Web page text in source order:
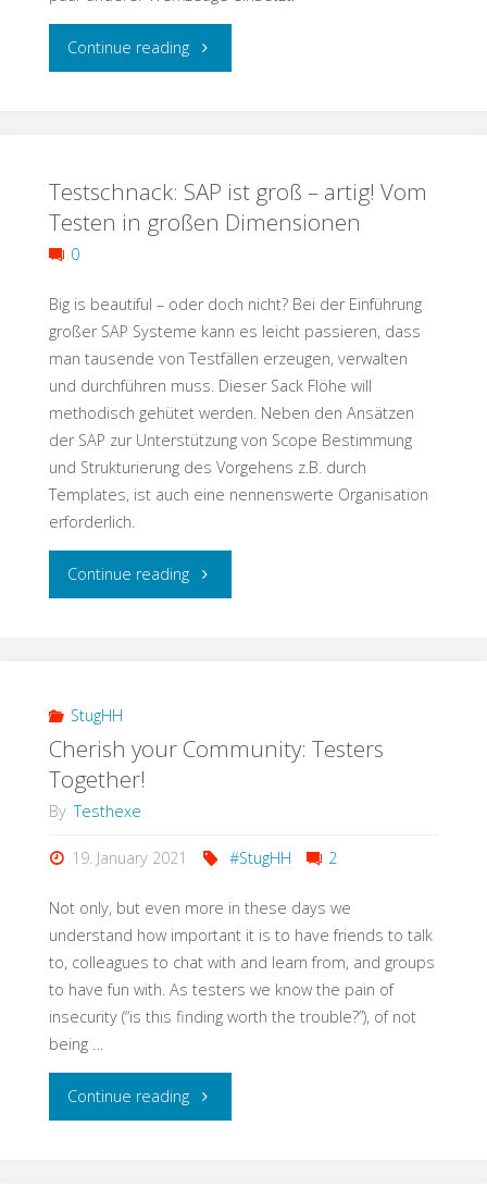
Continue reading"Testschnack:
unmöglich
–
nicht
und
DevOps?"
Testschnack: SAP ist groß – artig! Vom
Testen in großen Dimensionen
0
Big is beautiful – oder doch nicht? Bei der Einführung
großer SAP Systeme kann es leicht passieren, dass
man tausende von Testfällen erzeugen, verwalten
und durchführen muss. Dieser Sack Flöhe will
methodisch gehütet werden. Neben den Ansätzen
der SAP zur Unterstützung von Scope Bestimmung
und Strukturierung des Vorgehens z.B. durch
Templates, ist auch eine nennenswerte Organisation
erforderlich.
Continue reading"Testschnack:
–
Vom
Testen
in
großen
StugHH
Cherish your Community: Testers
Together!
By Testhexe
19. January 2021 #StugHH 2
Not only, but even more in these days we
understand how important it is to have friends to talk
to, colleagues to chat with and learn from, and groups
to have fun with. As testers we know the pain of
insecurity (“is this finding worth the trouble?”), of not
being …
Continue reading"Cherish